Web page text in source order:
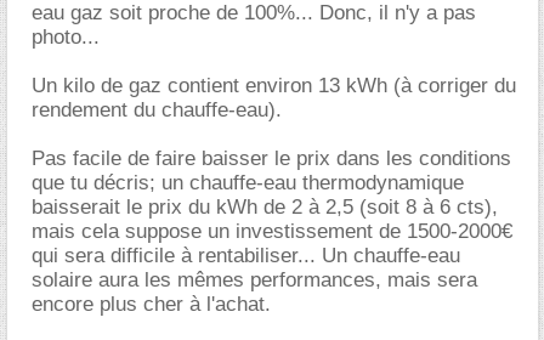
eau gaz soit proche de 100%... Donc, il n'y a pas
photo...
Un kilo de gaz contient environ 13 kWh (à corriger du
rendement du chauffe-eau).
Pas facile de faire baisser le prix dans les conditions
que tu décris; un chauffe-eau thermodynamique
baisserait le prix du kWh de 2 à 2,5 (soit 8 à 6 cts),
mais cela suppose un investissement de 1500-2000
qui sera difficile à rentabiliser... Un chauffe-eau
solaire aura les mêmes performances, mais sera
encore plus cher à l'achat.